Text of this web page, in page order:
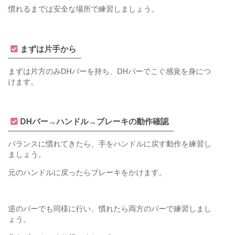
慣れるまでは安全な場所で練習しましょう。
まずは片手から
まずは片方のみDHバーを持ち、DHバーでこぐ感覚を身につ
けます。
DHバー→ハンドル→ブレーキの動作確認
バランスに慣れてきたら、手をハンドルに戻す動作を練習し
ましょう。
元のハンドルに戻ったらブレーキをかけます。
逆のバーでも同様に行い、慣れたら両方のバーで練習しまし
ょう。